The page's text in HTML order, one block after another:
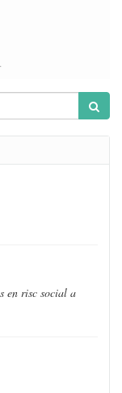
en risc social a